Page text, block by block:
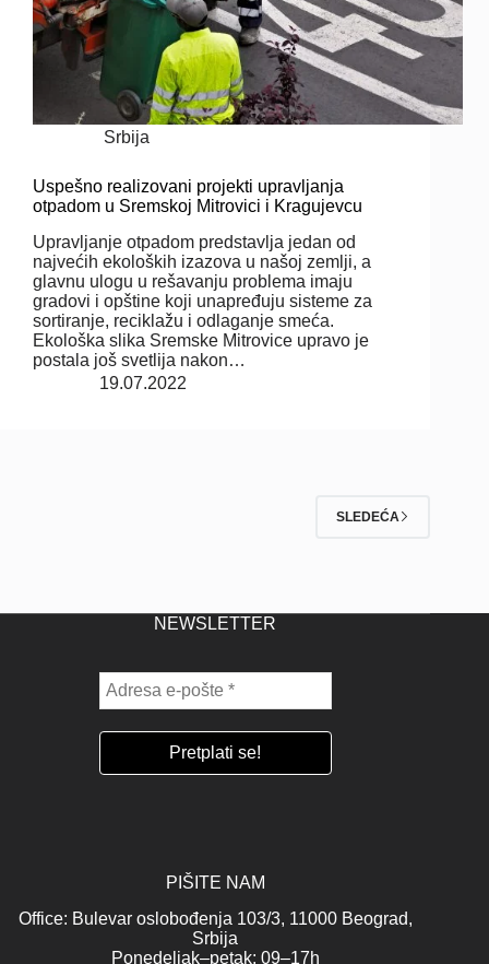
Srbija
Uspešno realizovani projekti upravljanja
otpadom u Sremskoj Mitrovici i Kragujevcu
Upravljanje otpadom predstavlja jedan od
najvećih ekoloških izazova u našoj zemlji, a
glavnu ulogu u rešavanju problema imaju
gradovi i opštine koji unapređuju sisteme za
sortiranje, reciklažu i odlaganje smeća.
Ekološka slika Sremske Mitrovice upravo je
postala još svetlija nakon…
19.07.2022
SLEDEĆA
NEWSLETTER
PIŠITE NAM
Office: Bulevar oslobođenja 103/3, 11000 Beograd,
Srbija
Ponedeljak–petak: 09–17h